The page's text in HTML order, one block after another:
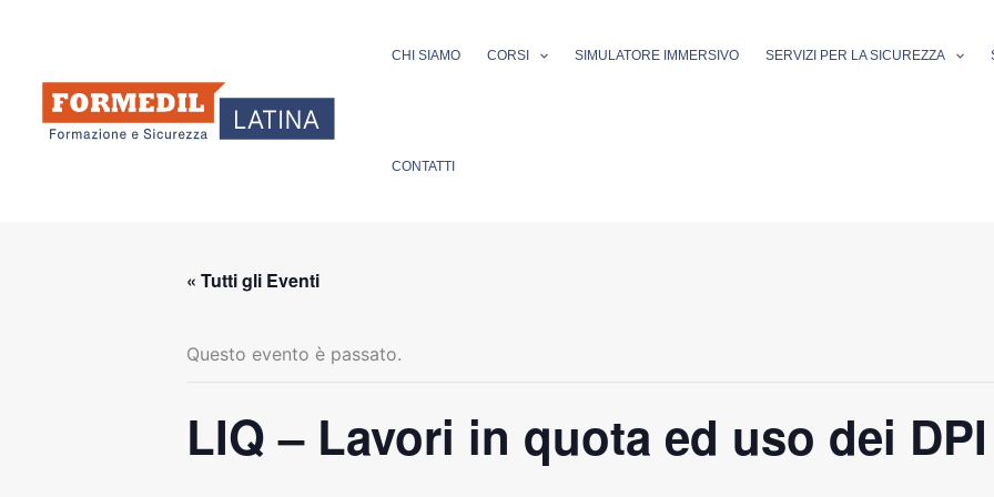
CHI SIAMO CORSI SIMULATORE IMMERSIVO SERVIZI PER LA SICUREZZA
CONTATTI
« Tutti gli Eventi
Questo evento è passato.
LIQ – Lavori in quota ed uso dei